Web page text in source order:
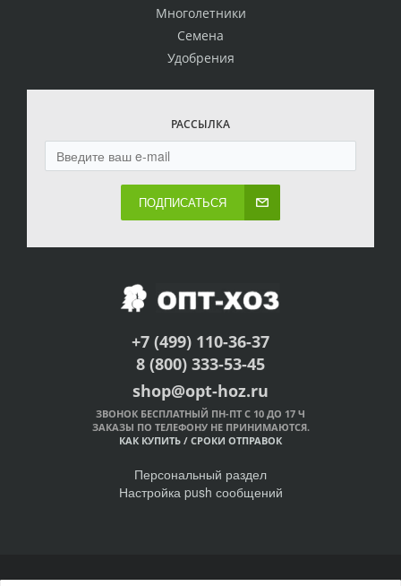
Многолетники
Семена
Удобрения
РАССЫЛКА
ПОДПИСАТЬСЯ
+7 (499) 110-36-37
8 (800) 333-53-45
shop@opt-hoz.ru
ЗВОНОК БЕСПЛАТНЫЙ ПН-ПТ С 10 ДО 17 Ч
ЗАКАЗЫ ПО ТЕЛЕФОНУ НЕ ПРИНИМАЮТСЯ.
КАК КУПИТЬ / СРОКИ ОТПРАВОК
Персональный раздел
Настройка push сообщений